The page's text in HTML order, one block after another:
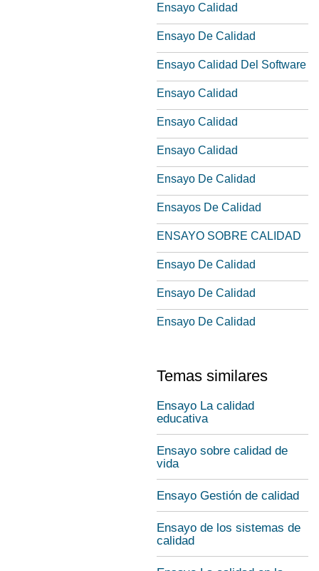
Ensayo Calidad
Ensayo De Calidad
Ensayo Calidad Del Software
Ensayo Calidad
Ensayo Calidad
Ensayo Calidad
Ensayo De Calidad
Ensayos De Calidad
ENSAYO SOBRE CALIDAD
Ensayo De Calidad
Ensayo De Calidad
Ensayo De Calidad
Temas similares
Ensayo La calidad
educativa
Ensayo sobre calidad de
vida
Ensayo Gestión de calidad
Ensayo de los sistemas de
calidad